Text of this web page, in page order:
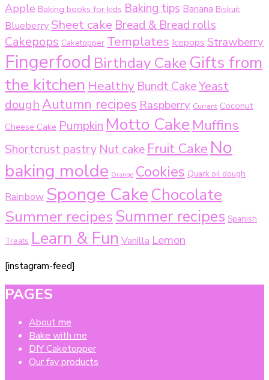
Apple Baking books for kids Baking tips Banana Biskuit
Blueberry Sheet cake Bread & Bread rolls
Cakepops Caketopper Templates Icepops Strawberry
Fingerfood Birthday Cake Gifts from
the kitchen Healthy Bundt CakeYeast
doughAutumn recipesRaspberry Currant Coconut
Cheese Cake Pumpkin Motto CakeMuffins
Shortcrust pastry Nut cake Fruit Cake No
baking molde Orange Cookies Quark oil dough
Rainbow Sponge Cake Chocolate
Summer recipesSummer recipes Spanish
Treats Learn & Fun Vanilla Lemon
[instagram-feed]
PAGES
About me
Bake with me
DIY Caketopper
Our fav products